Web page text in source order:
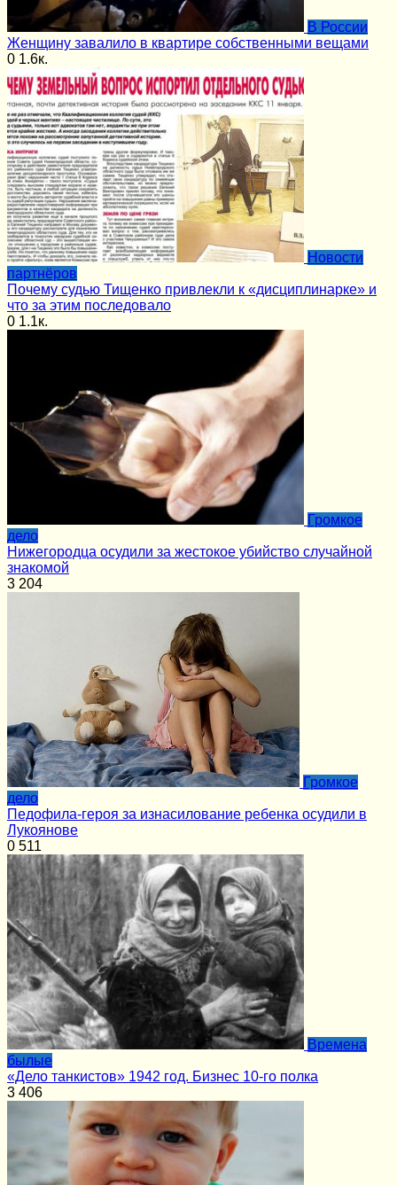
В России
Женщину завалило в квартире собственными вещами
0 1.6к.
Новости
партнёров
Почему судью Тищенко привлекли к «дисциплинарке» и
что за этим последовало
0 1.1к.
Громкое
дело
Нижегородца осудили за жестокое убийство случайной
знакомой
3 204
Громкое
дело
Педофила-героя за изнасилование ребенка осудили в
Лукоянове
0 511
Времена
былые
«Дело танкистов» 1942 год. Бизнес 10-го полка
3 406